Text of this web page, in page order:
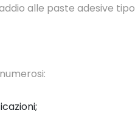
alle paste adesive tipo